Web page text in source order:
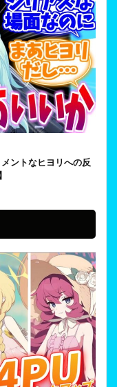
ントなヒヨリへの反